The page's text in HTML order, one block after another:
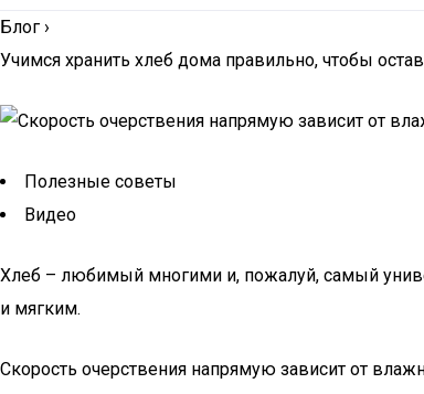
Блог ›
Учимся хранить хлеб дома правильно, чтобы
Полезные советы
Видео
Хлеб – любимый многими и, пожалуй, самый
и мягким.
Скорость очерствения напрямую зависит от